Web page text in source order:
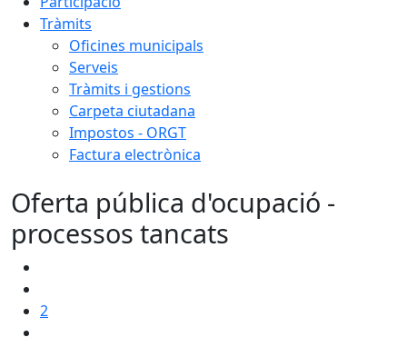
Tràmits
Oficines municipals
Serveis
Tràmits i gestions
Carpeta ciutadana
Impostos - ORGT
Factura electrònica
Oferta pública d'ocupació -
processos tancats
2